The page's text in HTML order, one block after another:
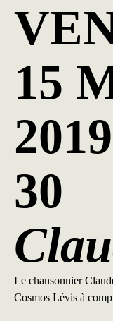
15
30
Le chansonnier
Cosmos Lévis à